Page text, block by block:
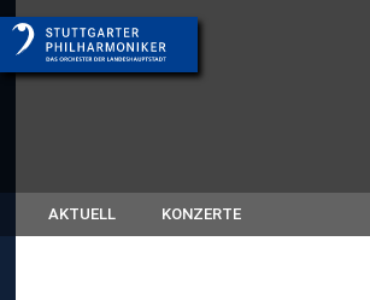
AKTUELL KONZERTE